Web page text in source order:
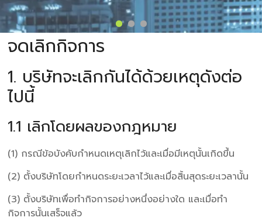
จดเลิกกิจการ
1. บริษัทจะเลิกกันได้ด้วยเหตุดังต่อ
ไปนี้
1.1 เลิกโดยผลของกฎหมาย
(1) กรณีข้อบังคับกำหนดเหตุเลิกไว้และเมื่อมีเหตุนั้นเกิดขึ้น
(2) ตั้งบริษัทโดยกำหนดระยะเวลาไว้และเมื่อสิ้นสุดระยะเวลานั้น
(3) ตั้งบริษัทเพื่อทำกิจการอย่างหนึ่งอย่างใด และเมื่อทำ
กิจการนั้นเสร็จแล้ว